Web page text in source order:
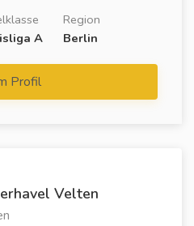
A
Region
Berlin
Profil
Velten